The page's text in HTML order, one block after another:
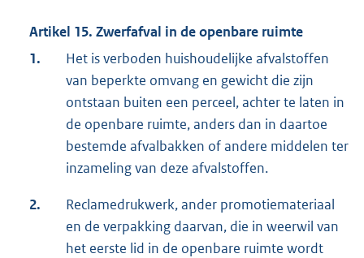
Artikel 15. Zwerfafval in de openbare ruimte
1.
Het is verboden huishoudelijke afvalstoffen
van beperkte omvang en gewicht die zijn
ontstaan buiten een perceel, achter te laten in
de openbare ruimte, anders dan in daartoe
bestemde afvalbakken of andere middelen ter
inzameling van deze afvalstoffen.
2.
Reclamedrukwerk, ander promotiemateriaal
en de verpakking daarvan, die in weerwil van
het eerste lid in de openbare ruimte wordt